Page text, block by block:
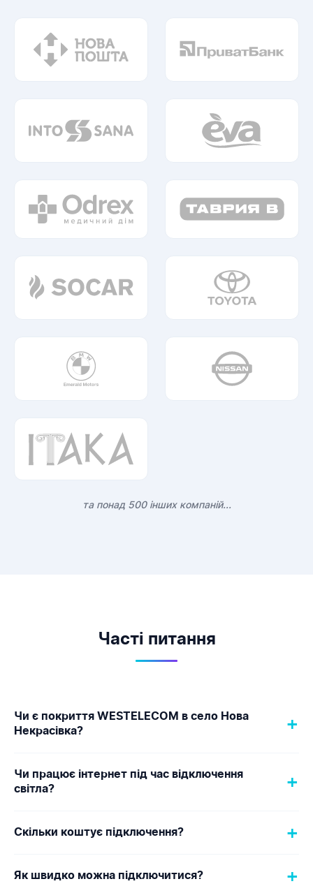
та понад 500 інших компаній...
Часті питання
Чи є покриття WESTELECOM в село Нова
Некрасівка?
+
село Нова Некрасівка (Одеський район). Ми
с.
Чи працює інтернет під час відключення
світла?
+
резервним живленням (акумулятори + дизель-
відключеннях 96+ годин.
Скільки коштує підключення? +
можливості. ONU-термінал встановлюємо при
Як швидко можна підключитися? +